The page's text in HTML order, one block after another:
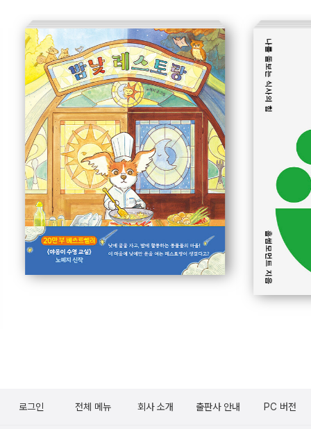
로그인 전체 메뉴 회사 소개 출판사 안내 PC 버전